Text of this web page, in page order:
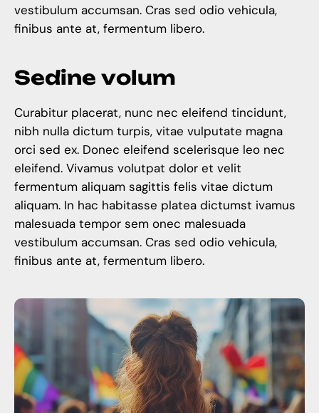
vestibulum accumsan. Cras sed odio vehicula,
finibus ante at, fermentum libero.
Sedine volum
Curabitur placerat, nunc nec eleifend tincidunt,
nibh nulla dictum turpis, vitae vulputate magna
orci sed ex. Donec eleifend scelerisque leo nec
eleifend. Vivamus volutpat dolor et velit
fermentum aliquam sagittis felis vitae dictum
aliquam. In hac habitasse platea dictumst ivamus
malesuada tempor sem onec malesuada
vestibulum accumsan. Cras sed odio vehicula,
finibus ante at, fermentum libero.